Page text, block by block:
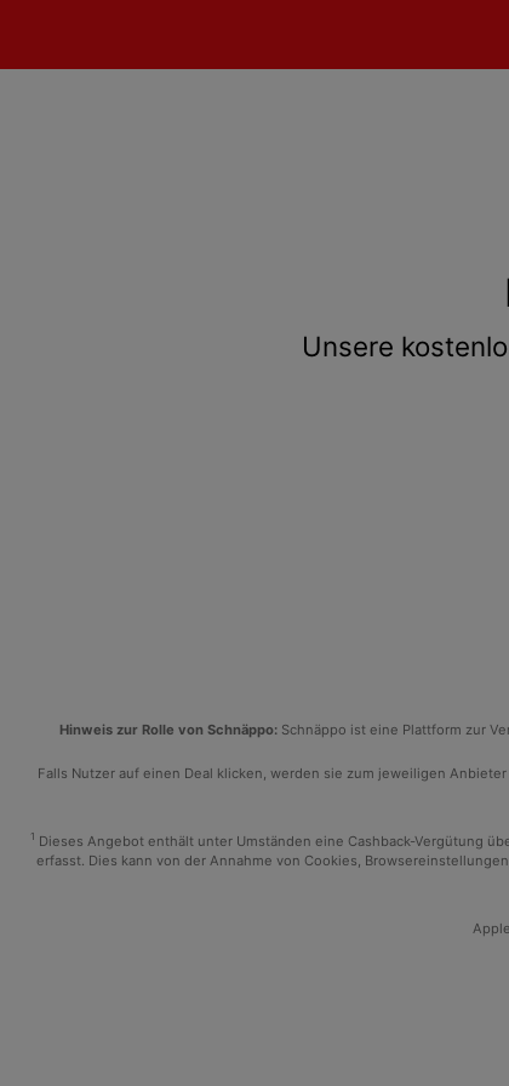
Unsere
Hinweis zur Rolle von Schnäppo:Schnäppo ist eine Plattform zur
Falls Nutzer auf einen Deal klicken, werden sie zum jeweiligen
1 Dieses Angebot enthält unter Umständen eine Cashback-Vergütung
erfasst. Dies kann von der Annahme von Cookies,